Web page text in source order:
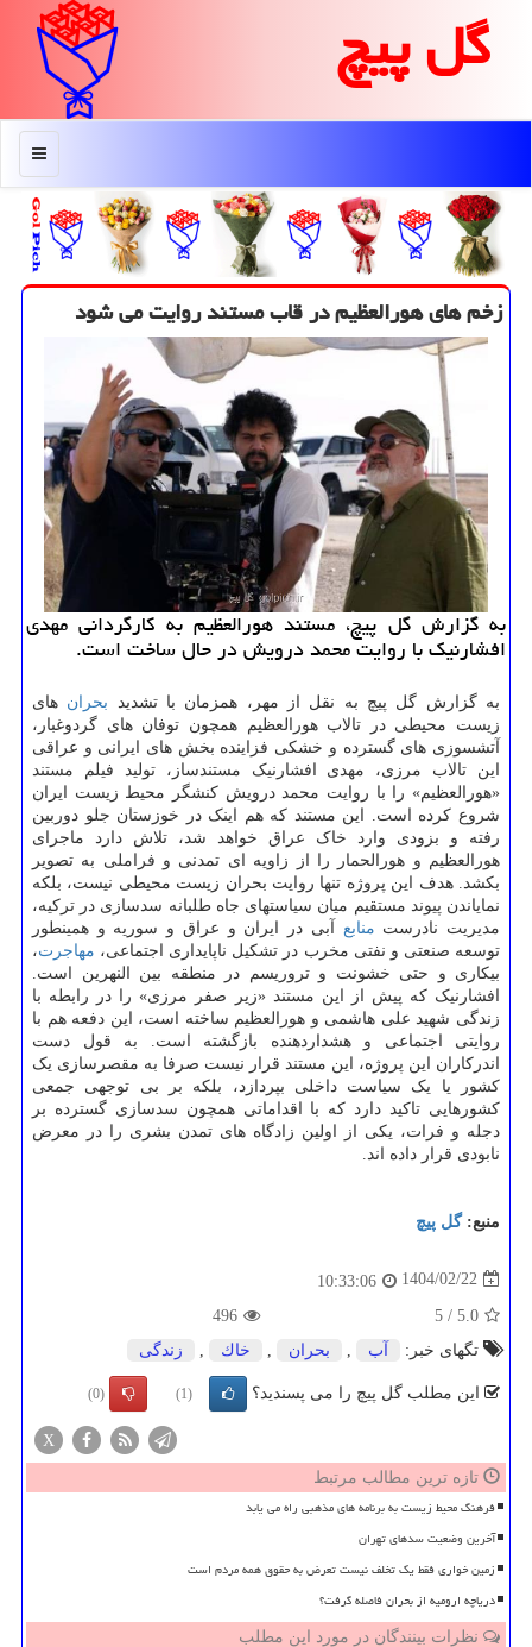
گل پیچ
منو
زخم های هورالعظیم در قاب مستند روایت می شود
به گزارش گل پیچ، مستند هورالعظیم به کارگردانی مهدی
افشارنیک با روایت محمد درویش در حال ساخت است.
به گزارش گل پیچ به نقل از مهر، همزمان با تشدید بحران های
زیست محیطی در تالاب هورالعظیم همچون توفان های گردوغبار،
آتشسوزی های گسترده و خشکی فزاینده بخش های ایرانی و عراقی
این تالاب مرزی، مهدی افشارنیک مستندساز، تولید فیلم مستند
«هورالعظیم» را با روایت محمد درویش کنشگر محیط زیست ایران
شروع کرده است. این مستند که هم اینک در خوزستان جلو دوربین
رفته و بزودی وارد خاک عراق خواهد شد، تلاش دارد ماجرای
هورالعظیم و هورالحمار را از زاویه ای تمدنی و فراملی به تصویر
بکشد. هدف این پروژه تنها روایت بحران زیست محیطی نیست، بلکه
نمایاندن پیوند مستقیم میان سیاستهای جاه طلبانه سدسازی در ترکیه،
مدیریت نادرست منابع آبی در ایران و عراق و سوریه و همینطور
توسعه صنعتی و نفتی مخرب در تشکیل ناپایداری اجتماعی، مهاجرت،
بیکاری و حتی خشونت و تروریسم در منطقه بین النهرین است.
افشارنیک که پیش از این مستند «زیر صفر مرزی» را در رابطه با
زندگی شهید علی هاشمی و هورالعظیم ساخته است، این دفعه هم با
روایتی اجتماعی و هشداردهنده بازگشته است. به قول دست
اندرکاران این پروژه، این مستند قرار نیست صرفا به مقصرسازی یک
کشور یا یک سیاست داخلی بپردازد، بلکه بر بی توجهی جمعی
کشورهایی تاکید دارد که با اقداماتی همچون سدسازی گسترده بر
دجله و فرات، یکی از اولین زادگاه های تمدن بشری را در معرض
نابودی قرار داده اند.
منبع:گل پیچ
1404/02/22
10:33:06
5.0
/
5
496
تگهای خبر:
آب بحران خاك زندگی
این مطلب گل پیچ را می پسندید؟ (1)
(0)
X
تازه ترین مطالب مرتبط
فرهنگ محیط زیست به برنامه های مذهبی راه می یابد
آخرین وضعیت سدهای تهران
زمین خواری فقط یک تخلف نیست تعرض به حقوق همه مردم است
دریاچه ارومیه از بحران فاصله گرفت؟
نظرات بینندگان در مورد این مطلب